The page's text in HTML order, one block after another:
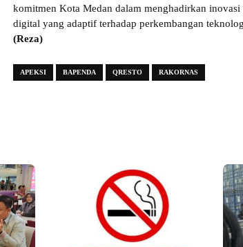
komitmen Kota Medan dalam menghadirkan
digital yang adaptif terhadap perkembangan
(Reza)
APEKSI BAPENDA QRESTO RAKORNAS